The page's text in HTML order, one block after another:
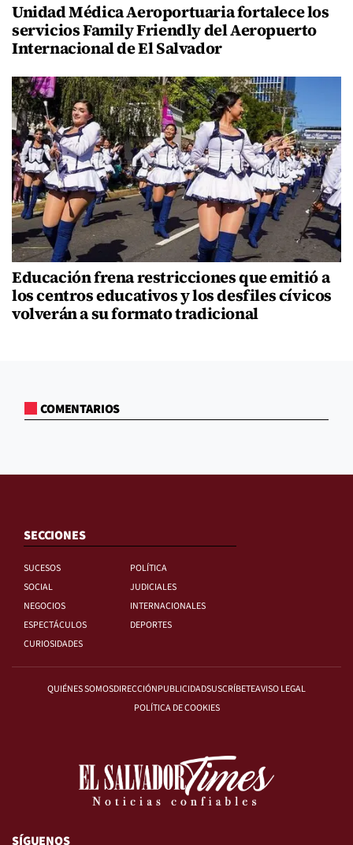
Unidad Médica Aeroportuaria fortalece los
servicios Family Friendly del Aeropuerto
Internacional de El Salvador
Educación frena restricciones que emitió a
los centros educativos y los desfiles cívicos
volverán a su formato tradicional
COMENTARIOS
SECCIONES
SUCESOS
POLÍTICA
SOCIAL
JUDICIALES
NEGOCIOS
INTERNACIONALES
ESPECTÁCULOS
DEPORTES
CURIOSIDADES
QUIÉNES SOMOSDIRECCIÓNPUBLICIDADSUSCRÍBETEAVISO LEGAL
POLÍTICA DE COOKIES
SÍGUENOS